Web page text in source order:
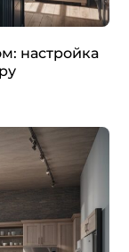
настройка